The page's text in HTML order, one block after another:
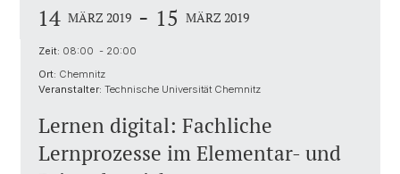
14 MÄRZ 2019 - 15 MÄRZ 2019
Zeit: 08:00 - 20:00
Ort: Chemnitz
Veranstalter: Technische Universität Chemnitz
Lernen digital: Fachliche
Lernprozesse im Elementar- und